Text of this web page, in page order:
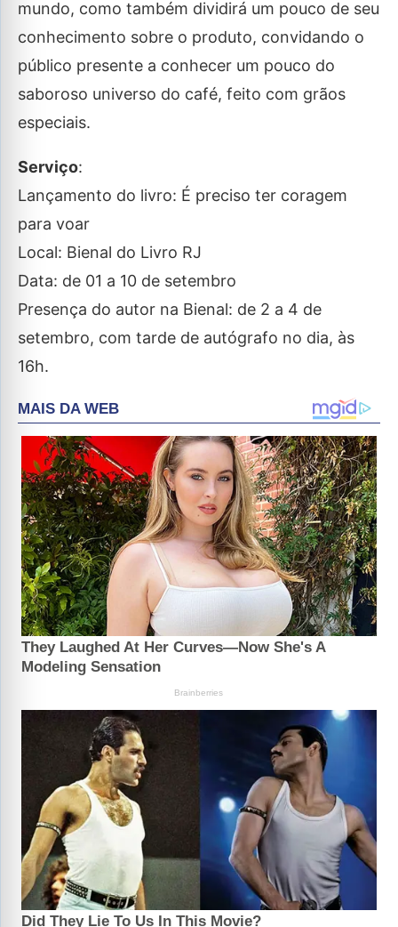
mundo, como também dividirá um pouco de seu
conhecimento sobre o produto, convidando o
público presente a conhecer um pouco do
saboroso universo do café, feito com grãos
especiais.
Serviço:
Lançamento do livro: É preciso ter coragem
para voar
Local: Bienal do Livro RJ
Data: de 01 a 10 de setembro
Presença do autor na Bienal: de 2 a 4 de
setembro, com tarde de autógrafo no dia, às
16h.